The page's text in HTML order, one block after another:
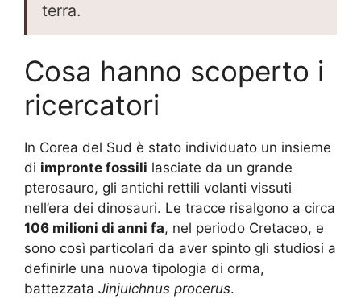
terra.
Cosa hanno scoperto i
ricercatori
In Corea del Sud è stato individuato un insieme
di impronte fossili lasciate da un grande
pterosauro, gli antichi rettili volanti vissuti
nell’era dei dinosauri. Le tracce risalgono a circa
106 milioni di anni fa, nel periodo Cretaceo, e
sono così particolari da aver spinto gli studiosi a
definirle una nuova tipologia di orma,
battezzata Jinjuichnus procerus.